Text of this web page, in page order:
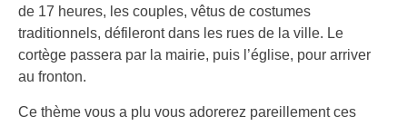
de 17 heures, les couples, vêtus de costumes
traditionnels, défileront dans les rues de la ville. Le
cortège passera par la mairie, puis l’église, pour arriver
au fronton.
Ce thème vous a plu vous adorerez pareillement ces